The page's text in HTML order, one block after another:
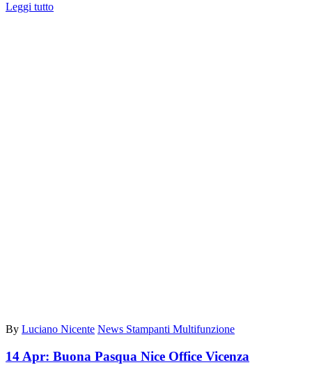
Leggi tutto
By Luciano Nicente News Stampanti Multifunzione
14 Apr: Buona Pasqua Nice Office Vicenza